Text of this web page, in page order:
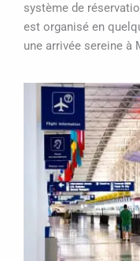
système de
est organisé en
une arrivée sereine à